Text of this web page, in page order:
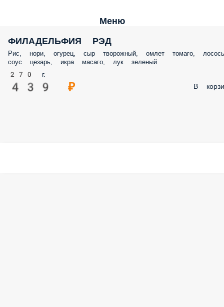
Меню
ФИЛАДЕЛЬФИЯ РЭД
Рис, нори, огурец, сыр творожный, омлет томаго,
соус цезарь, икра масаго, лук зеленый
270 г.
439 ₽ В